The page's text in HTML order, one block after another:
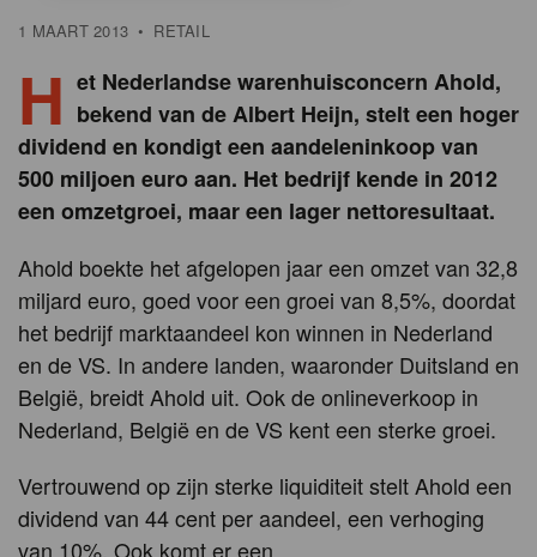
1 MAART 2013 • RETAIL
H et Nederlandse warenhuisconcern Ahold,
bekend van de Albert Heijn, stelt een hoger
dividend en kondigt een aandeleninkoop van
500 miljoen euro aan. Het bedrijf kende in 2012
een omzetgroei, maar een lager nettoresultaat.
Ahold boekte het afgelopen jaar een omzet van 32,8
miljard euro, goed voor een groei van 8,5%, doordat
het bedrijf marktaandeel kon winnen in Nederland
en de VS. In andere landen, waaronder Duitsland en
België, breidt Ahold uit. Ook de onlineverkoop in
Nederland, België en de VS kent een sterke groei.
Vertrouwend op zijn sterke liquiditeit stelt Ahold een
dividend van 44 cent per aandeel, een verhoging
van 10%. Ook komt er een